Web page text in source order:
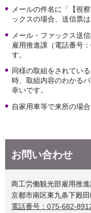
メールの件名に「【視
ックスの場合、送信票は
メール・ファックス送
雇用推進課（電話番号
す。
同様の取組をされてい
時、取組内容のわかる
幸いです。
自家用車等で来所の場
お問い合わせ
商工労働観光部雇用推進
京都市南区東九条下殿
電話番号：075-682-